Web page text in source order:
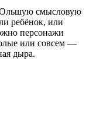
смысловую
ребёнок, или
персонажи
или совсем —
дыра.